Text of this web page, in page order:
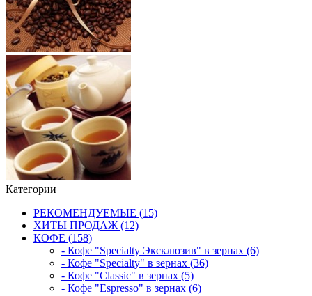
Категории
РЕКОМЕНДУЕМЫЕ (15)
ХИТЫ ПРОДАЖ (12)
КОФЕ (158)
- Кофе "Specialty Эксклюзив" в зернах (6)
- Кофе "Specialty" в зернах (36)
- Кофе "Classic" в зернах (5)
- Кофе "Espresso" в зернах (6)